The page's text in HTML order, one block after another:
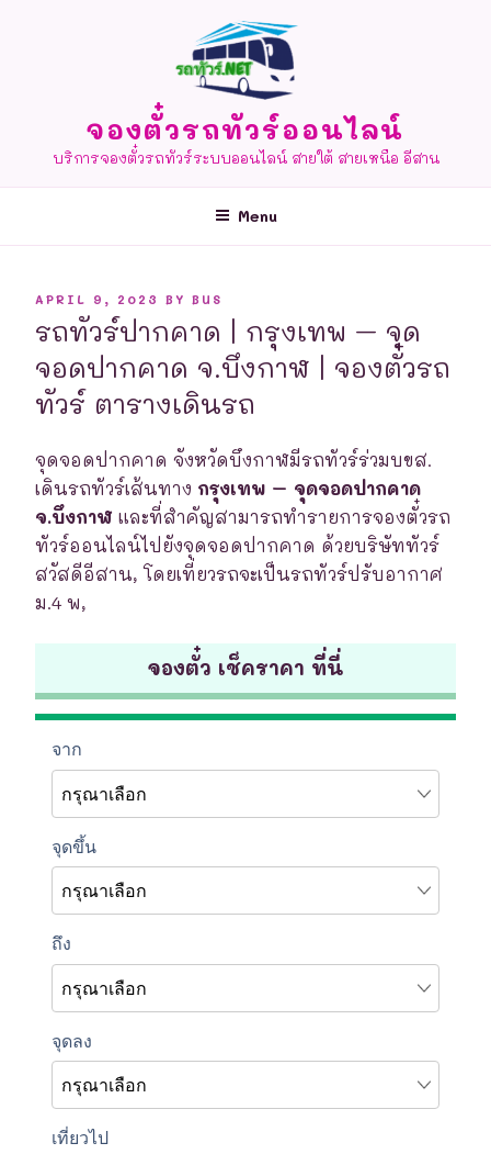
จองตั๋วรถทัวร์ออนไลน์
บริการจองตั๋วรถทัวร์ระบบออนไลน์ สายใต้ สายเหนือ อีสาน
Menu
POSTED
APRIL 9, 2023 BY BUS
รถทัวร์ปากคาด | กรุงเทพ – จุด
จอดปากคาด จ.บึงกาฬ | จองตั๋วรถ
ทัวร์ ตารางเดินรถ
จุดจอดปากคาด จังหวัดบึงกาฬมีรถทัวร์ร่วมบขส.
เดินรถทัวร์เส้นทาง กรุงเทพ – จุดจอดปากคาด
จ.บึงกาฬ และที่สำคัญสามารถทำรายการจองตั๋วรถ
ทัวร์ออนไลน์ไปยังจุดจอดปากคาด ด้วยบริษัททัวร์
สวัสดีอีสาน, โดยเที่ยวรถจะเป็นรถทัวร์ปรับอากาศ
ม.4 พ,
จองตั๋ว เช็คราคา ที่นี่